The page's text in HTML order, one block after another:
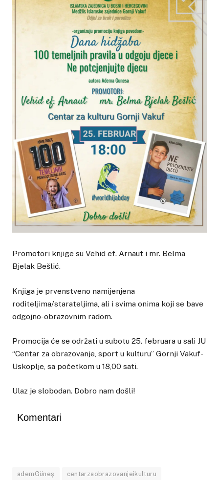
Promotori knjige su Vehid ef. Arnaut i mr. Belma
Bjelak Bešlić.
Knjiga je prvenstveno namijenjena
roditeljima/starateljima, ali i svima onima koji se bave
odgojno-obrazovnim radom.
Promocija će se održati u subotu 25. februara u sali JU
“Centar za obrazovanje, sport u kulturu” Gornji Vakuf-
Uskoplje, sa početkom u 18,00 sati.
Ulaz je slobodan. Dobro nam došli!
Komentari
ademGüneş centarzaobrazovanjeikulturu